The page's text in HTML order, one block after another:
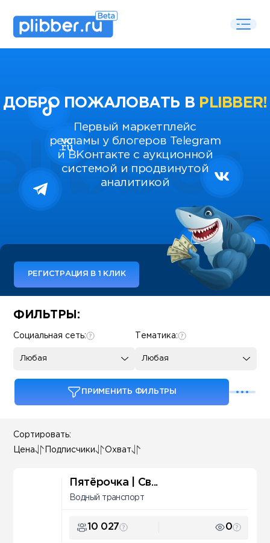
ДОБРО ПОЖАЛОВАТЬ В PLIBBER!
Первый маркетплейс
рекламы у блогеров Telegram
и ВКонтакте с аукционной
системой и продвинутой
аналитикой
РЕГИСТРАЦИЯ В 1 КЛИК
Some SEO Title
ФИЛЬТРЫ:
Тематика:
Любая
Социальная сеть:
Любая
ПРИМЕНИТЬ ФИЛЬТРЫ
Сортировать:
Цена Подписчики Охват
Пятёрочка | Св...
Водный транспорт
10 027 0